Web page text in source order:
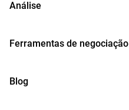
Análise
Ferramentas de negociação
Blog